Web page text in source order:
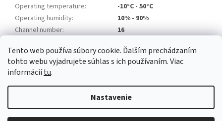
Tento web používa súbory cookie. Ďalším prechádzaním
tohto webu vyjadrujete súhlas s ich používaním. Viac
informáciítu.
Nastavenie
Operating temperature:
-10°C - 50°C
Operating humidity:
10% - 90%
Channel number: 16
Newsletter